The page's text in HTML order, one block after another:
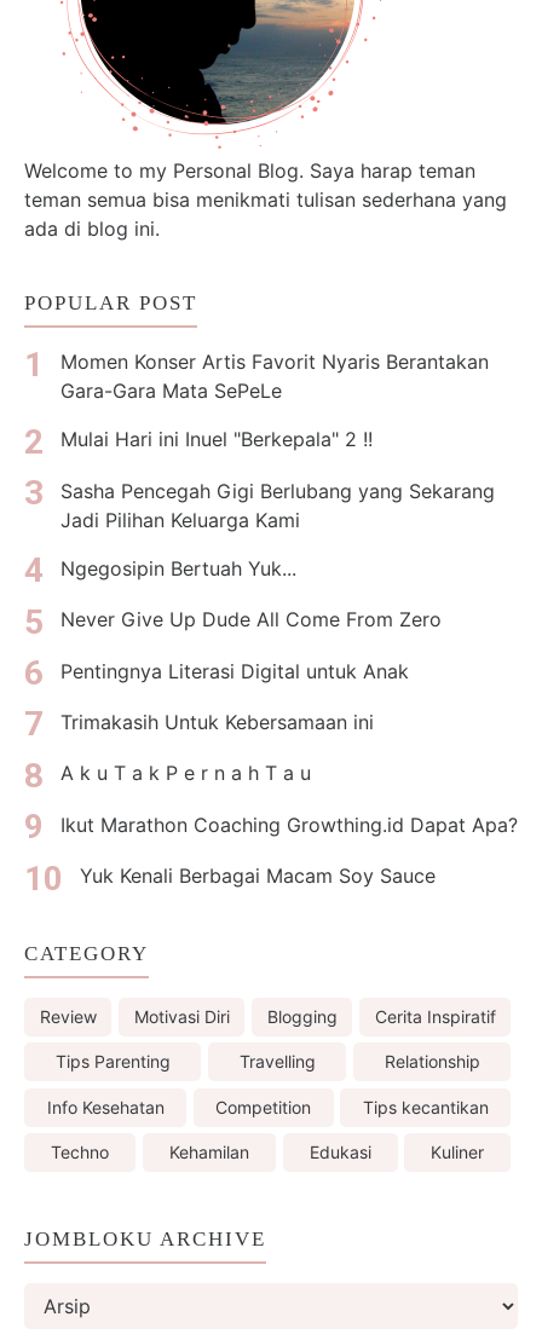
Welcome to my Personal Blog. Saya harap teman
teman semua bisa menikmati tulisan sederhana yang
ada di blog ini.
POPULAR POST
Momen Konser Artis Favorit Nyaris Berantakan
Gara-Gara Mata SePeLe
Mulai Hari ini Inuel "Berkepala" 2 !!
Sasha Pencegah Gigi Berlubang yang Sekarang
Jadi Pilihan Keluarga Kami
Ngegosipin Bertuah Yuk...
Never Give Up Dude All Come From Zero
Pentingnya Literasi Digital untuk Anak
Trimakasih Untuk Kebersamaan ini
A k u T a k P e r n a h T a u
Ikut Marathon Coaching Growthing.id Dapat Apa?
Yuk Kenali Berbagai Macam Soy Sauce
CATEGORY
Review Motivasi Diri Blogging Cerita Inspiratif
Tips Parenting Travelling Relationship
Info Kesehatan Competition Tips kecantikan
Techno Kehamilan Edukasi Kuliner
JOMBLOKU ARCHIVE